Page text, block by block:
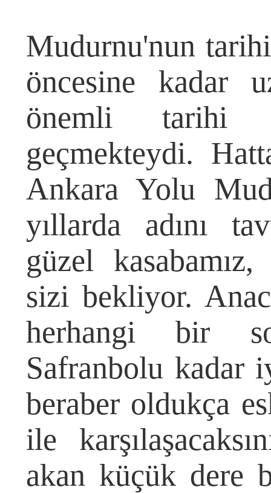
Mudurnu'nun
öncesine kadar
önemli tarihi
geçmekteydi.
Ankara Yolu
yıllarda adını
güzel
sizi bekliyor.
herhangi bir
Safranbolu kadar
beraber oldukça
ile
akan küçük dere